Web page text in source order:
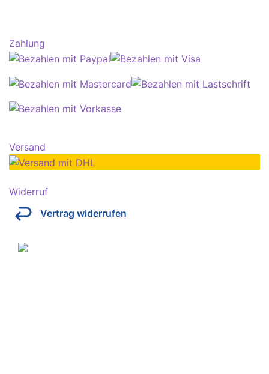
Zahlung
Versand
Widerruf
Vertrag widerrufen